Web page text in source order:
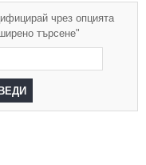
чрез опцията
търсене"